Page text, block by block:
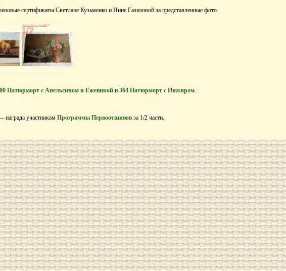
сертификаты Светлане Кузьменко и Нине Газизовой за представленные фото
Натюрморт с Апельсином и Ежевикой и 364 Натюрморт с Инжиром.
награда участникам Программы Первоотшивов за 1/2 части.